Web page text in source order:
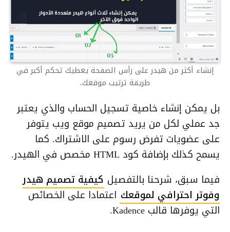
إنشاء أكثر من هيدر على رأس الصفحة يعطيك تحكم أكبر في
طريقة ترتيب موقعك.
بل يمكن إنشاء خاصية تسجيل الحساب والذي يعتبر
جد عملي لكل من يريد تصميم موقع ويب يتوفر
على عضويات تفرض رسوم على الاشتراك. كما
يسمح كذلك بإضافة كود HTML مخصص في الهيدر.
فيما سبق، شرحنا بالتفصيل كيفية تصميم هيدر
وفوتر احترافي لموقعك اعتمادا على الخصائص
التي يوفرها قالب Kadence.